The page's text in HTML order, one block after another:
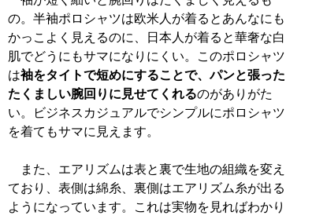
の。半袖ポロシャツは欧米人が着るとあんなにも
かっこよく見えるのに、日本人が着ると華奢な白
肌でどうにもサマになりにくい。このポロシャツ
は袖をタイトで短めにすることで、パンと張った
たくましい腕回りに見せてくれるのがありがた
い。ビジネスカジュアルでシンプルにポロシャツ
を着てもサマに見えます。
また、エアリズムは表と裏で生地の組織を変え
ており、表側は綿糸、裏側はエアリズム糸が出る
ようになっています。これは実物を見ればわかり